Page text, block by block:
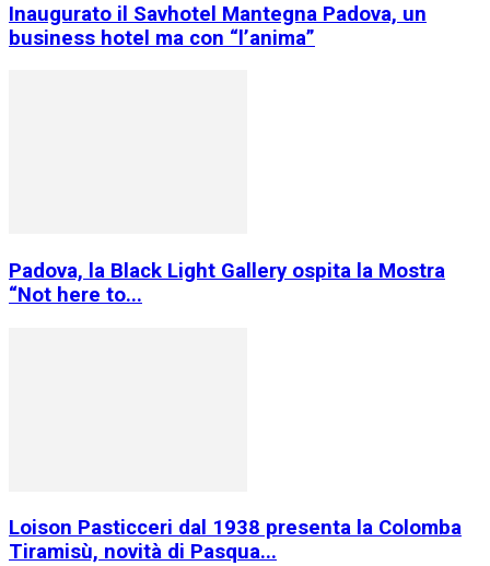
Inaugurato il Savhotel Mantegna Padova, un
business hotel ma con “l’anima”
Padova, la Black Light Gallery ospita la Mostra
“Not here to...
Loison Pasticceri dal 1938 presenta la Colomba
Tiramisù, novità di Pasqua...